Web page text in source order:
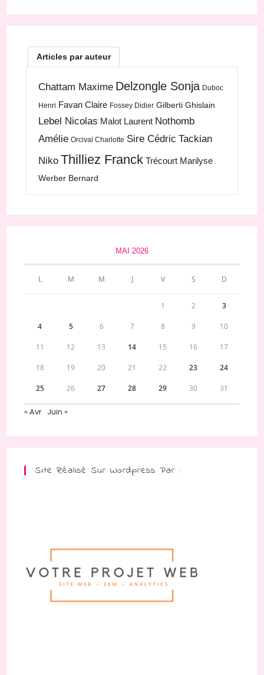
Articles par auteur
Chattam Maxime Delzongle Sonja Duboc
Henri Favan Claire Fossey Didier Gilberti Ghislain
Lebel Nicolas Malot Laurent Nothomb
Amélie Orcival Charlotte Sire Cédric Tackian
Niko Thilliez Franck Trécourt Marilyse
Werber Bernard
MAI 2026
L M M J V S D
1 2 3
4 5 6 7 8 9 10
11 12 13 14 15 16 17
18 19 20 21 22 23 24
25 26 27 28 29 30 31
« Avr Juin »
Site Réalisé Sur Wordpress Par :